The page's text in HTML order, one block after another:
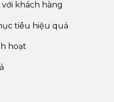
khách hàng
tiêu hiệu quả
hoạt